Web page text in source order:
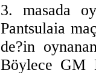
3. masada
Pantsulaia
de?in
Böylece GM